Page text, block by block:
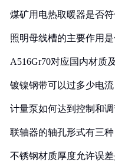
煤矿用电热取暖器是否
照明母线槽的主要作用是
A516Gr70对应国内材质
镀镍钢带可以过多少电流
计量泵如何达到控制和
联轴器的轴孔形式有三
不锈钢材质厚度允许误